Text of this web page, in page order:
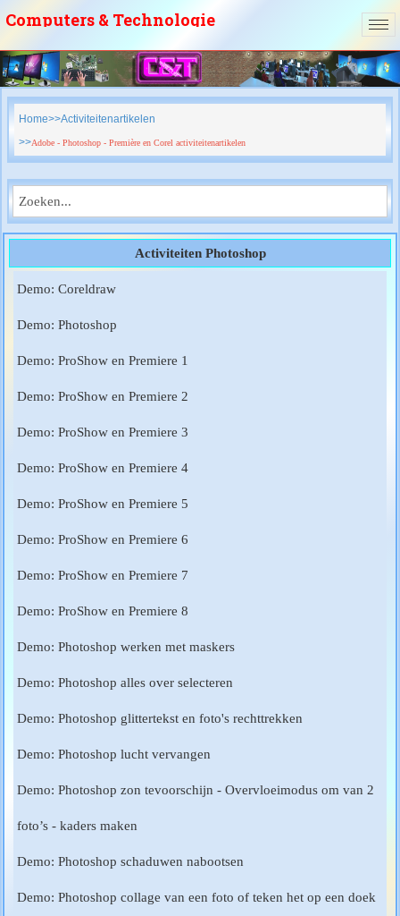
Computers & Technologie
vzw
Home Activiteitenartikelen
Adobe - Photoshop - Première en Corel activiteitenartikelen
Activiteiten Photoshop
Demo: Coreldraw
Demo: Photoshop
Demo: ProShow en Premiere 1
Demo: ProShow en Premiere 2
Demo: ProShow en Premiere 3
Demo: ProShow en Premiere 4
Demo: ProShow en Premiere 5
Demo: ProShow en Premiere 6
Demo: ProShow en Premiere 7
Demo: ProShow en Premiere 8
Demo: Photoshop werken met maskers
Demo: Photoshop alles over selecteren
Demo: Photoshop glittertekst en foto's rechttrekken
Demo: Photoshop lucht vervangen
Demo: Photoshop zon tevoorschijn - Overvloeimodus om van 2
foto’s - kaders maken
Demo: Photoshop schaduwen nabootsen
Demo: Photoshop collage van een foto of teken het op een doek